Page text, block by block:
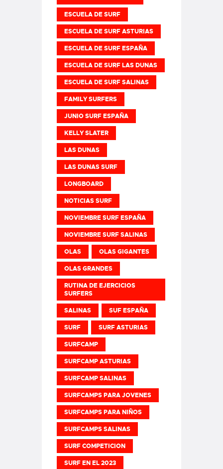
ESCUELA DE SURF
ESCUELA DE SURF ASTURIAS
ESCUELA DE SURF ESPAÑA
ESCUELA DE SURF LAS DUNAS
ESCUELA DE SURF SALINAS
FAMILY SURFERS
JUNIO SURF ESPAÑA
KELLY SLATER
LAS DUNAS
LAS DUNAS SURF
LONGBOARD
NOTICIAS SURF
NOVIEMBRE SURF ESPAÑA
NOVIEMBRE SURF SALINAS
OLAS OLAS GIGANTES
OLAS GRANDES
RUTINA DE EJERCICIOS
SURFERS
SALINAS SUF ESPAÑA
SURF SURF ASTURIAS
SURFCAMP
SURFCAMP ASTURIAS
SURFCAMP SALINAS
SURFCAMPS PARA JOVENES
SURFCAMPS PARA NIÑOS
SURFCAMPS SALINAS
SURF COMPETICION
SURF EN EL 2023